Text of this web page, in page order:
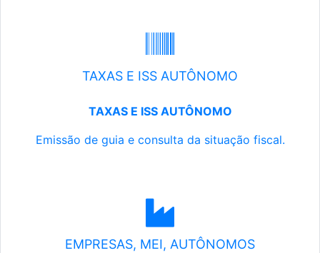
TAXAS E ISS AUTÔNOMO
TAXAS E ISS AUTÔNOMO
Emissão de guia e consulta da situação fiscal.
EMPRESAS, MEI, AUTÔNOMOS